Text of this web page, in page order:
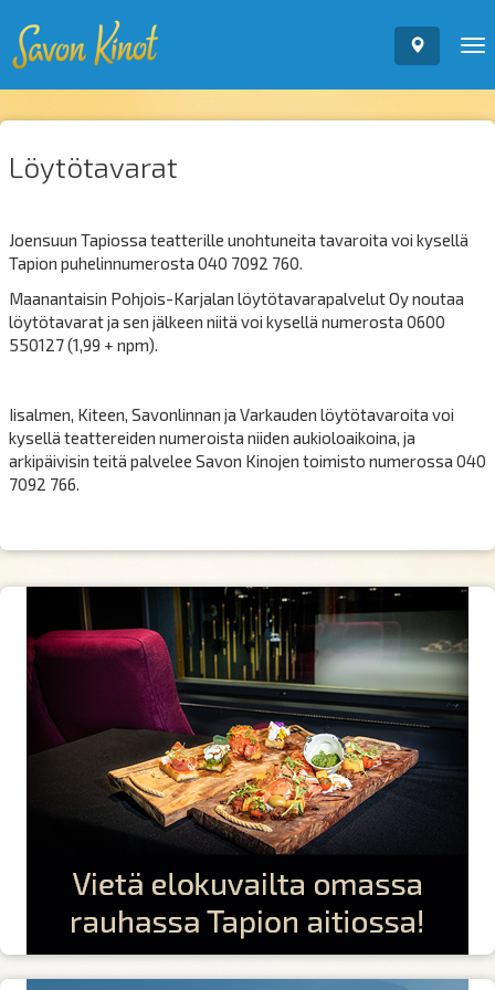
Löytötavarat
Joensuun Tapiossa teatterille unohtuneita tavaroita voi kysellä
Tapion puhelinnumerosta 040 7092 760.
Maanantaisin Pohjois-Karjalan löytötavarapalvelut Oy noutaa
löytötavarat ja sen jälkeen niitä voi kysellä numerosta 0600
550127 (1,99 + npm).
Iisalmen, Kiteen, Savonlinnan ja Varkauden löytötavaroita voi
kysellä teattereiden numeroista niiden aukioloaikoina, ja
arkipäivisin teitä palvelee Savon Kinojen toimisto numerossa 040
7092 766.